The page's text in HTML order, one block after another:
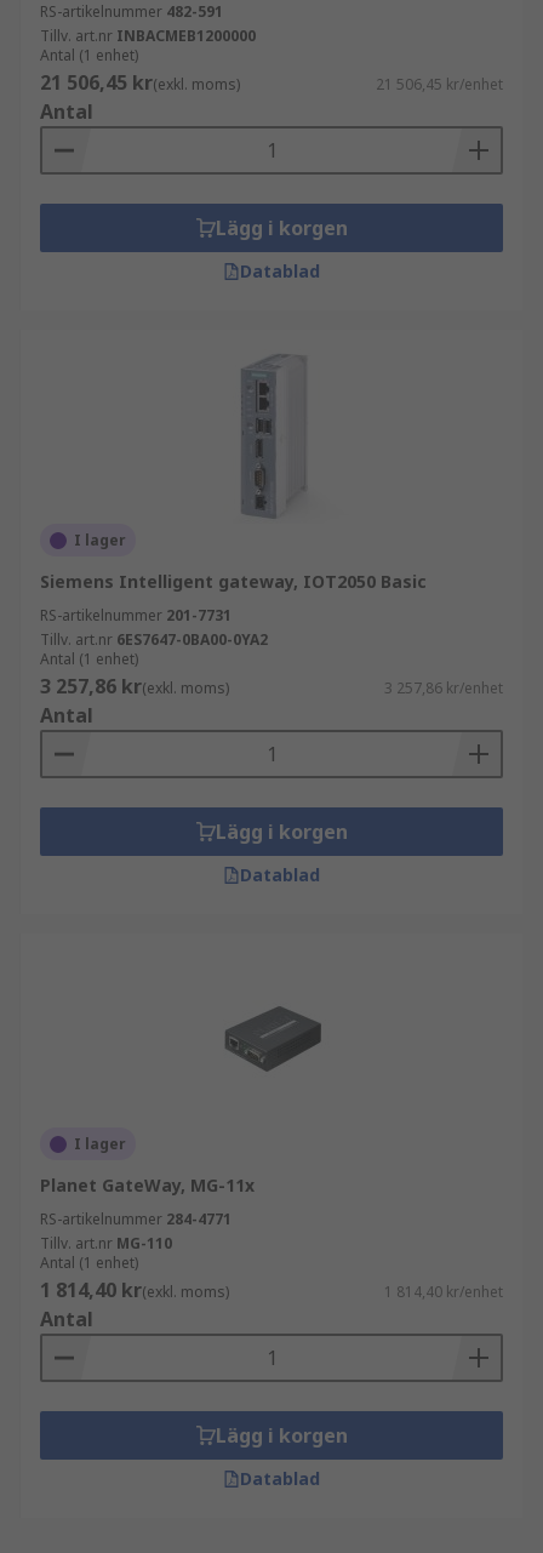
RS-artikelnummer 482-591
Tillv. art.nr INBACMEB1200000
Antal (1 enhet)
21 506,45 kr(exkl. moms) 21 506,45 kr/enhet
Antal
Lägg i korgen
Datablad
I lager
Siemens Intelligent gateway, IOT2050 Basic
RS-artikelnummer 201-7731
Tillv. art.nr 6ES7647-0BA00-0YA2
Antal (1 enhet)
3 257,86 kr(exkl. moms) 3 257,86 kr/enhet
Antal
Lägg i korgen
Datablad
I lager
Planet GateWay, MG-11x
RS-artikelnummer 284-4771
Tillv. art.nr MG-110
Antal (1 enhet)
1 814,40 kr(exkl. moms) 1 814,40 kr/enhet
Antal
Lägg i korgen
Datablad